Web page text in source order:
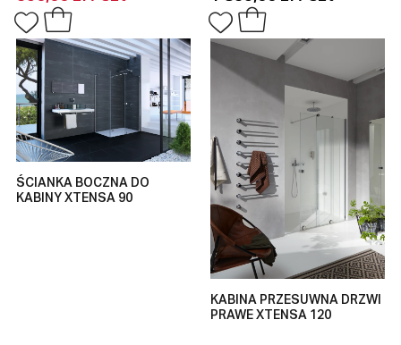
ŚCIANKA BOCZNA DO
KABINY XTENSA 90
KABINA PRZESUWNA DRZWI
PRAWE XTENSA 120